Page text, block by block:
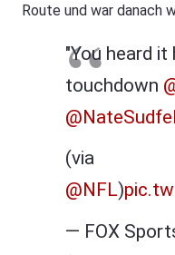
Route und war danach
"You heard
touchdown
(via
@NFL)
— FOX